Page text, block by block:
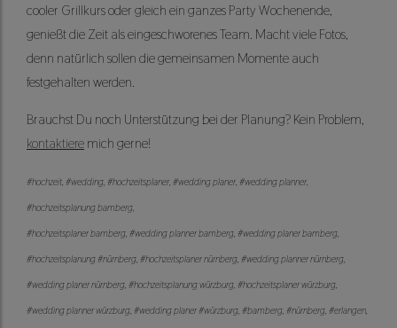
cooler Grillkurs oder gleich ein ganzes Party Wochenende,
genießt die Zeit als eingeschworenes Team. Macht viele Fotos,
denn natürlich sollen die gemeinsamen Momente auch
festgehalten werden.
Brauchst Du noch Unterstützung bei der Planung? Kein Problem,
kontaktiere mich gerne!
#hochzeit, #wedding, #hochzeitsplaner, #wedding planer, #wedding planner,
#hochzeitsplanung bamberg,
#hochzeitsplaner bamberg, #wedding planner bamberg, #wedding planer bamberg,
#hochzeitsplanung #nürnberg, #hochzeitsplaner nürnberg, #wedding planner nürnberg,
#wedding planer nürnberg, #hochzeitsplanung würzburg, #hochzeitsplaner würzburg,
#wedding planner würzburg, #wedding planer #würzburg, #bamberg, #nürnberg, #erlangen,